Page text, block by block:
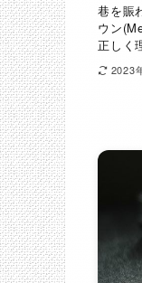
巷を賑
ウン
正しく
2023